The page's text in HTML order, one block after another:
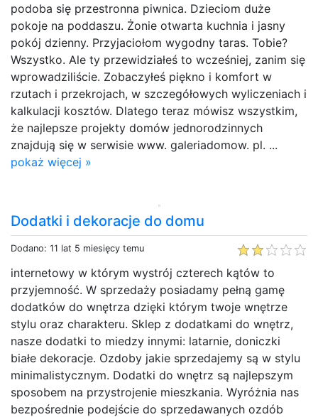
podoba się przestronna piwnica. Dzieciom duże
pokoje na poddaszu. Żonie otwarta kuchnia i jasny
pokój dzienny. Przyjaciołom wygodny taras. Tobie?
Wszystko. Ale ty przewidziałeś to wcześniej, zanim się
wprowadziliście. Zobaczyłeś piękno i komfort w
rzutach i przekrojach, w szczegółowych wyliczeniach i
kalkulacji kosztów. Dlatego teraz mówisz wszystkim,
że najlepsze projekty domów jednorodzinnych
znajdują się w serwisie www. galeriadomow. pl. ...
pokaż więcej »
Dodatki i dekoracje do domu
Dodano: 11 lat 5 miesięcy temu
internetowy w którym wystrój czterech kątów to
przyjemność. W sprzedaży posiadamy pełną gamę
dodatków do wnętrza dzięki którym twoje wnętrze
stylu oraz charakteru. Sklep z dodatkami do wnętrz,
nasze dodatki to miedzy innymi: latarnie, doniczki
białe dekoracje. Ozdoby jakie sprzedajemy są w stylu
minimalistycznym. Dodatki do wnętrz są najlepszym
sposobem na przystrojenie mieszkania. Wyróżnia nas
bezpośrednie podejście do sprzedawanych ozdób